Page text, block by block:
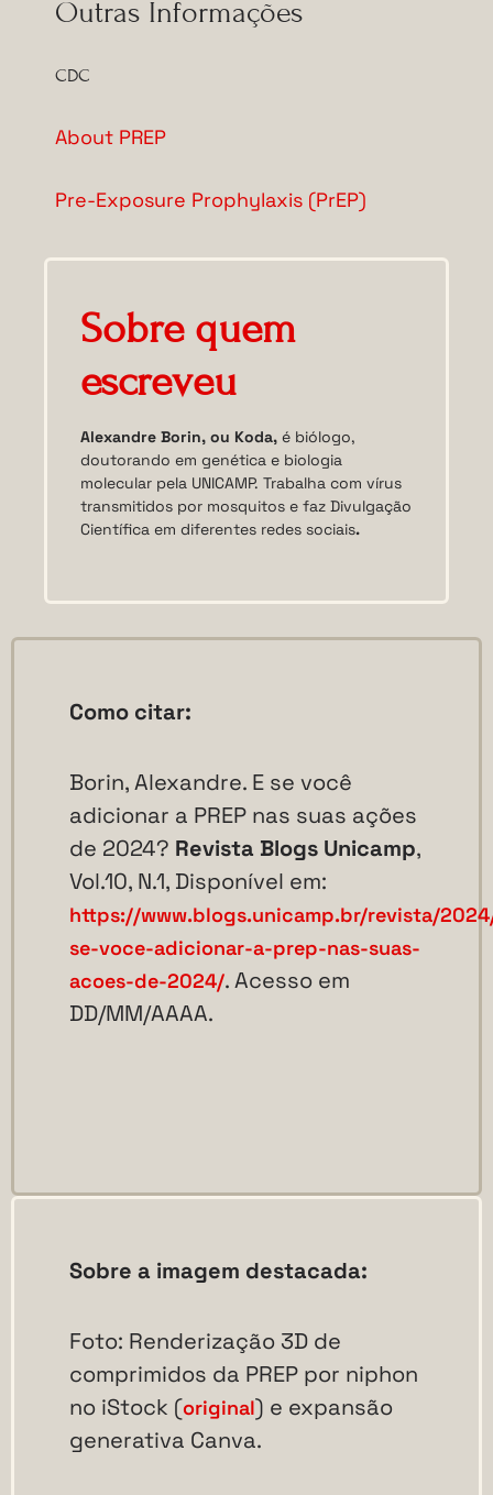
Outras Informações
CDC
About PREP
Pre-Exposure Prophylaxis (PrEP)
Sobre quem
escreveu
Alexandre Borin, ou Koda, é biólogo,
doutorando em genética e biologia
molecular pela UNICAMP. Trabalha com vírus
transmitidos por mosquitos e faz Divulgação
Científica em diferentes redes sociais.
Como citar:
Borin, Alexandre. E se você
adicionar a PREP nas suas ações
de 2024? Revista Blogs Unicamp,
Vol.10, N.1, Disponível em:
https://www.blogs.unicamp.br/revista/
se-voce-adicionar-a-prep-nas-suas-
acoes-de-2024/. Acesso em
DD/MM/AAAA.
Sobre a imagem destacada:
Foto: Renderização 3D de
comprimidos da PREP por niphon
no iStock (original) e expansão
generativa Canva.